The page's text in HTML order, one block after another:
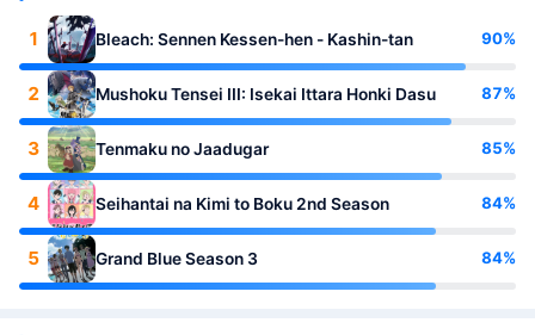
1 Bleach: Sennen Kessen-hen - Kashin-tan 90%
2 Mushoku Tensei III: Isekai Ittara Honki Dasu 87%
3 Tenmaku no Jaadugar 85%
4 Seihantai na Kimi to Boku 2nd Season 84%
5 Grand Blue Season 3 84%